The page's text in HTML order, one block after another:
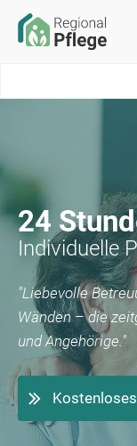
24
Individuelle
"Liebevolle
Wänden – die
und Angehörige."